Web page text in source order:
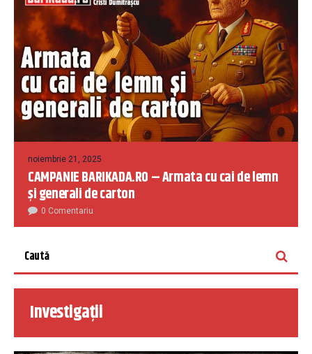
noiembrie 21, 2025
CAMPANIE BARIKADA.RO – Armata cu cai de lemn
și generali de carton
0 Comentariu
Investigații